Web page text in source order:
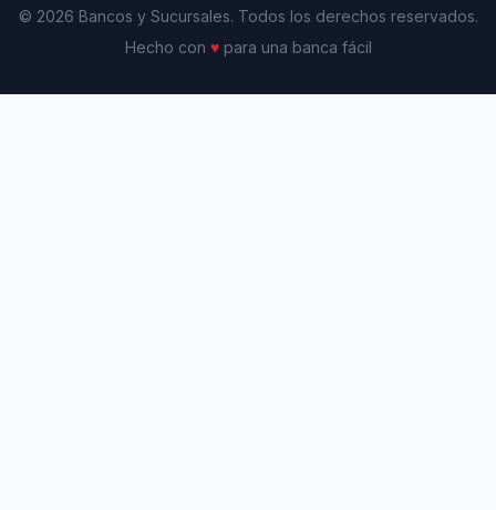
© 2026 Bancos y Sucursales. Todos los derechos reservados.
Hecho con ♥para una banca fácil